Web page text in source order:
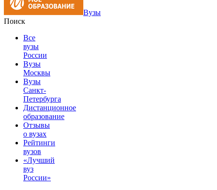
Вузы
Поиск
Все
вузы
России
Вузы
Москвы
Вузы
Санкт-
Петербурга
Дистанционное
образование
Отзывы
о вузах
Рейтинги
вузов
«Лучший
вуз
России»